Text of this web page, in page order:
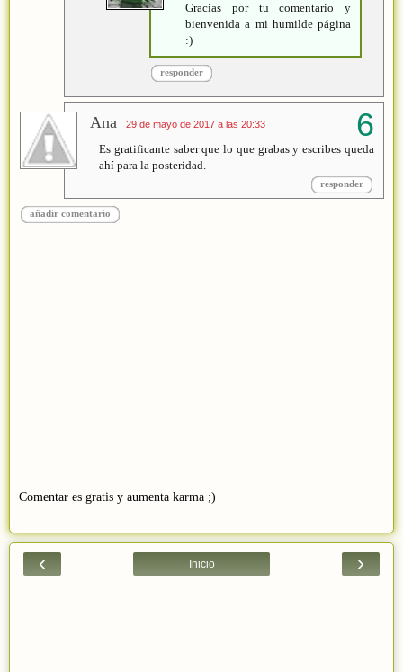
Gracias por tu comentario y
bienvenida a mi humilde página
:)
responder
Ana 29 de mayo de 2017 a las 20:33
Es gratificante saber que lo que grabas y escribes queda
ahí para la posteridad.
responder
añadir comentario
Comentar es gratis y aumenta karma ;)
‹ ›
Inicio